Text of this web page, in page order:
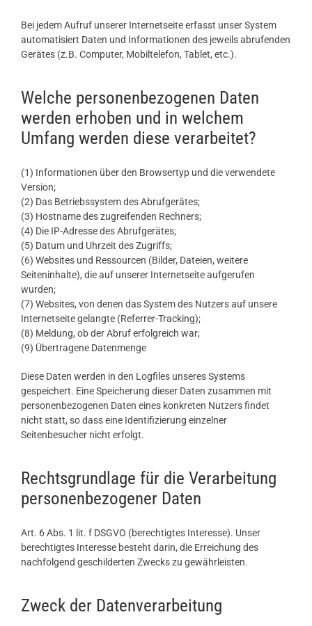
Bei jedem Aufruf unserer Internetseite erfasst unser System
automatisiert Daten und Informationen des jeweils abrufenden
Gerätes (z.B. Computer, Mobiltelefon, Tablet, etc.).
Welche personenbezogenen Daten
werden erhoben und in welchem
Umfang werden diese verarbeitet?
(1) Informationen über den Browsertyp und die verwendete
Version;
(2) Das Betriebssystem des Abrufgerätes;
(3) Hostname des zugreifenden Rechners;
(4) Die IP-Adresse des Abrufgerätes;
(5) Datum und Uhrzeit des Zugriffs;
(6) Websites und Ressourcen (Bilder, Dateien, weitere
Seiteninhalte), die auf unserer Internetseite aufgerufen
wurden;
(7) Websites, von denen das System des Nutzers auf unsere
Internetseite gelangte (Referrer-Tracking);
(8) Meldung, ob der Abruf erfolgreich war;
(9) Übertragene Datenmenge
Diese Daten werden in den Logfiles unseres Systems
gespeichert. Eine Speicherung dieser Daten zusammen mit
personenbezogenen Daten eines konkreten Nutzers findet
nicht statt, so dass eine Identifizierung einzelner
Seitenbesucher nicht erfolgt.
Rechtsgrundlage für die Verarbeitung
personenbezogener Daten
Art. 6 Abs. 1 lit. f DSGVO (berechtigtes Interesse). Unser
berechtigtes Interesse besteht darin, die Erreichung des
nachfolgend geschilderten Zwecks zu gewährleisten.
Zweck der Datenverarbeitung